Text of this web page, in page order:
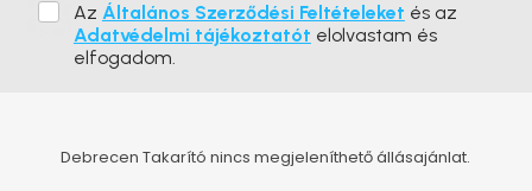
Az Általános Szerződési Feltételeket és az
Adatvédelmi tájékoztatót elolvastam és
elfogadom.
Debrecen Takarító nincs megjeleníthető állásajánlat.